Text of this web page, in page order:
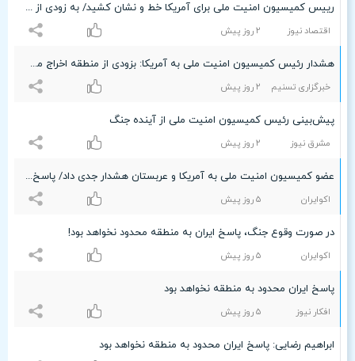
رییس کمیسیون امنیت ملی برای آمریکا خط و نشان کشید/ به زودی از منطقه اخراج می‌شوید
اقتصاد نیوز ۲ روز پیش
هشدار رئیس کمیسیون امنیت ملی به آمریکا: بزودی از منطقه اخراج می‌شوید
خبرگزاری تسنیم ۲ روز پیش
پیش‌بینی رئیس کمیسیون امنیت ملی از آینده جنگ
مشرق نیوز ۲ روز پیش
عضو کمیسیون امنیت ملی به آمریکا و عربستان هشدار جدی داد/ پاسخ سخت و متناسب در راه است
اکوایران ۵ روز پیش
در صورت وقوع جنگ، پاسخ ایران به منطقه محدود نخواهد بود!
اکوایران ۵ روز پیش
پاسخ ایران محدود به منطقه نخواهد بود
افکار نیوز ۵ روز پیش
ابراهیم رضایی: پاسخ ایران محدود به منطقه نخواهد بود